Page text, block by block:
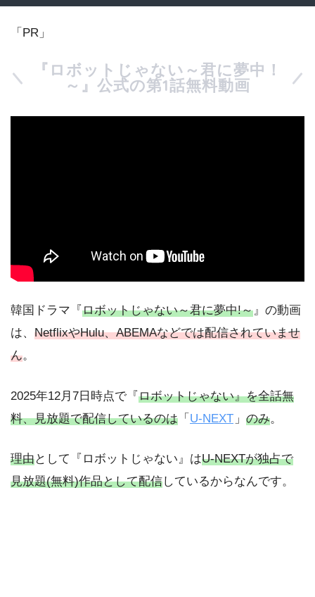
「PR」
『ロボットじゃない～君に夢中！
～』公式の第1話無料動画
韓国ドラマ『ロボットじゃない～君に夢中!～』の動画
は、 NetflixやHulu、ABEMAなどでは配信されていませ
ん。
2025年12月7日時点で『ロボットじゃない』を全話無
料、見放題で配信しているのは 「 U-NEXT 」 のみ。
理由として『ロボットじゃない』はU-NEXTが独占で
見放題(無料)作品として配信しているからなんです。